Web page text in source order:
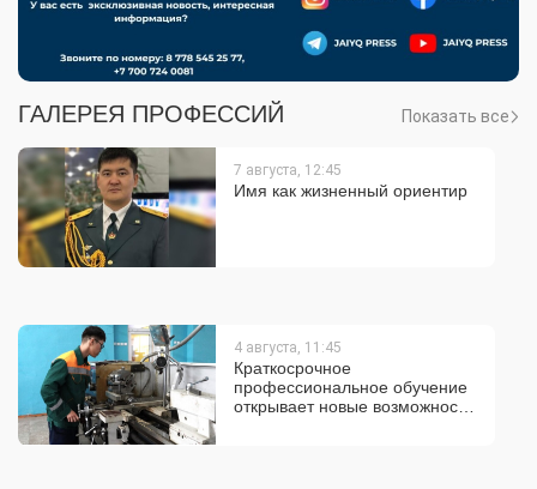
ГАЛЕРЕЯ ПРОФЕССИЙ Показать все
7 августа, 12:45
Имя как жизненный ориентир
4 августа, 11:45
Краткосрочное
профессиональное обучение
открывает новые возможности